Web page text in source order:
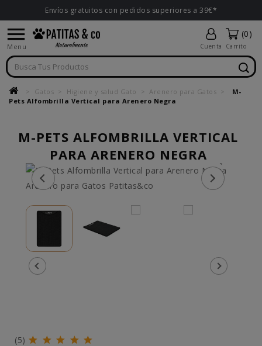
Envíos gratuitos con pedidos superiores a 39€*

Menu Cuenta
(0)
Carrito
Gatos Higiene y salud Gato Arenero para Gatos
M-
Pets Alfombrilla Vertical para Arenero Negra
M-PETS ALFOMBRILLA VERTICAL
PARA ARENERO NEGRA
(5)